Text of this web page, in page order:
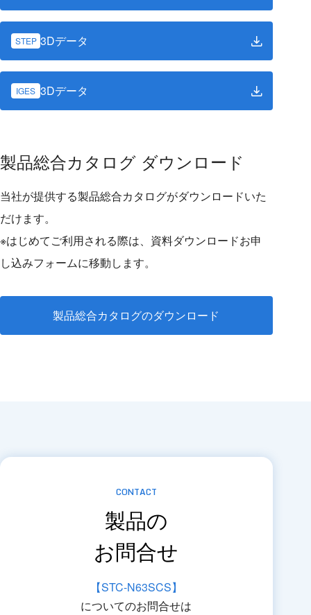
STEP 3Dデータ
IGES 3Dデータ
製品総合カタログ ダウンロード
当社が提供する製品総合カタログがダウンロードいた
だけます。
※はじめてご利用される際は、資料ダウンロードお申
し込みフォームに移動します。
製品総合カタログのダウンロード
CONTACT
製品の
お問合せ
【STC-N63SCS】
についてのお問合せは